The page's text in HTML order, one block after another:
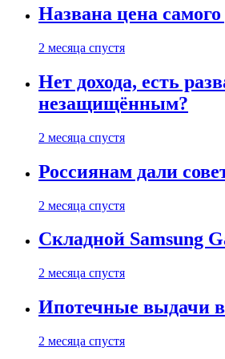
Названа цена
2 месяца спустя
Нет дохода, есть
незащищённым?
2 месяца спустя
Россиянам дали
2 месяца спустя
Складной Samsung
2 месяца спустя
Ипотечные выдачи в
2 месяца спустя